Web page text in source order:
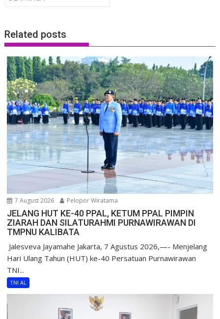
Related posts
7 August 2026 Pelopor Wiratama
JELANG HUT KE-40 PPAL, KETUM PPAL PIMPIN
ZIARAH DAN SILATURAHMI PURNAWIRAWAN DI
TMPNU KALIBATA
​ Jalesveva Jayamahe Jakarta, 7 Agustus 2026,—- Menjelang
Hari Ulang Tahun (HUT) ke-40 Persatuan Purnawirawan
TNI...
TNI AL